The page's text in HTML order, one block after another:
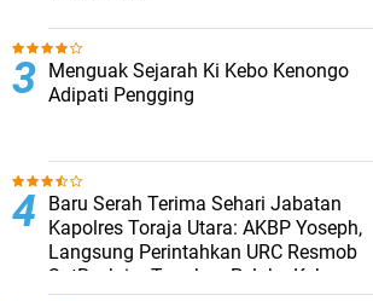
Menguak Sejarah Ki Kebo Kenongo
Adipati Pengging
Baru Serah Terima Sehari Jabatan
Kapolres Toraja Utara: AKBP Yoseph,
Langsung Perintahkan URC Resmob
SatReskrim Tangkap Pelaku Kekerasan